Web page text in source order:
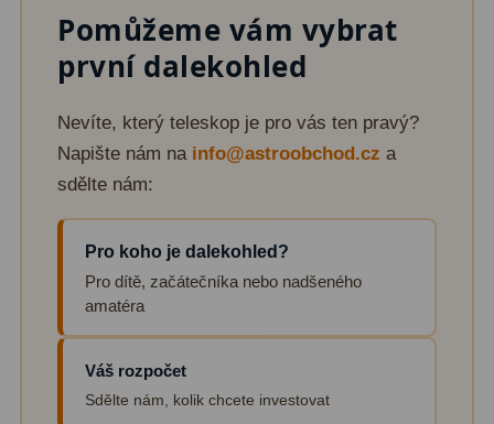
Biologické 33
Příslušenství16
Domácí21
Pokročilé5
Profesionální9
Pomůžeme vám vybrat
první dalekohled
Nevíte, který teleskop je pro vás ten pravý?
Napište nám na info@astroobchod.cz a
sdělte nám:
Pro koho je dalekohled?
Pro dítě, začátečníka nebo nadšeného
amatéra
Váš rozpočet
Sdělte nám, kolik chcete investovat